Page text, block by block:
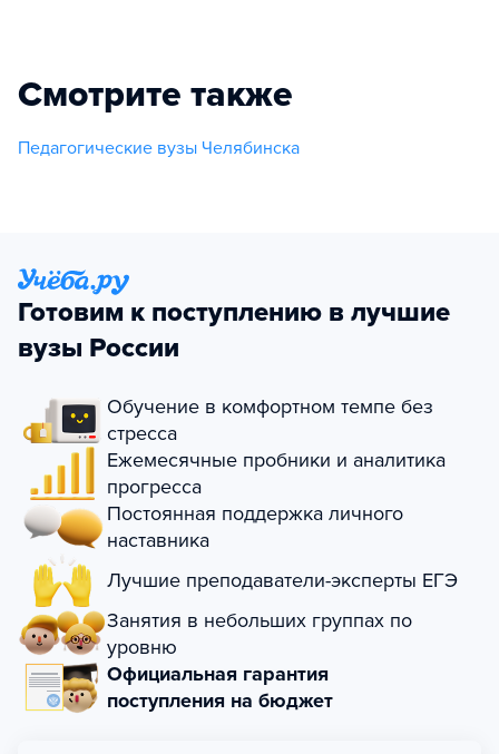
Смотрите также
Педагогические вузы Челябинска
Готовим к поступлению в лучшие
вузы России
Обучение в комфортном темпе без
стресса
Ежемесячные пробники и аналитика
прогресса
Постоянная поддержка личного
наставника
Лучшие преподаватели-эксперты ЕГЭ
Занятия в небольших группах по
уровню
Официальная гарантия
поступления на бюджет